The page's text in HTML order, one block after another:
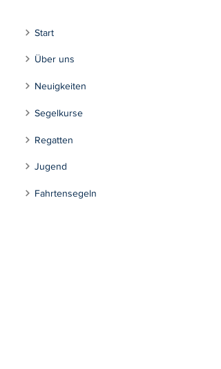
Start
Über uns
Neuigkeiten
Segelkurse
Regatten
Jugend
Fahrtensegeln